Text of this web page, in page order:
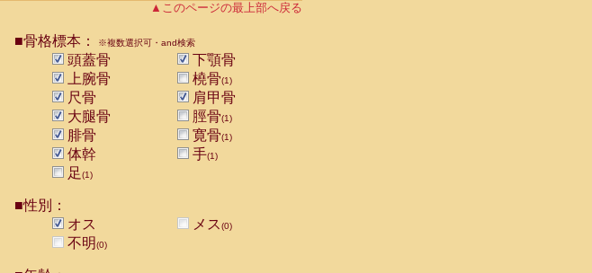
▲このページの最上部へ戻る
■骨格標本： ※複数選択可・and検索
頭蓋骨
下顎骨
上腕骨
橈骨(1)
尺骨
肩甲骨
大腿骨
脛骨(1)
腓骨 寛骨(1)
体幹 手(1)
足(1)
■性別：
オス
メス(0)
不明(0)